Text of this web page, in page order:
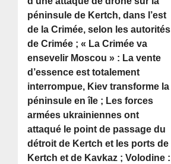
péninsule de Kertch, dans l’est
de la Crimée, selon les autorités
de Crimée ; « La Crimée va
ensevelir Moscou » : La vente
d’essence est totalement
interrompue, Kiev transforme la
péninsule en île ; Les forces
armées ukrainiennes ont
attaqué le point de passage du
détroit de Kertch et les ports de
Kertch et de Kavkaz ; Volodine :